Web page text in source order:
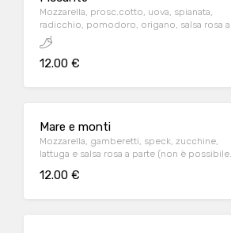
Mozzarella, prosc.cotto, uova, spianata,
radicchio, pomodoro, origano, salsa rosa a
parte (non è possibile togliere la mozzarella)
12.00 €
Mare e monti
Mozzarella, gamberetti, speck, zucchine,
lattuga e salsa rosa a parte (non è possibile
12.00 €